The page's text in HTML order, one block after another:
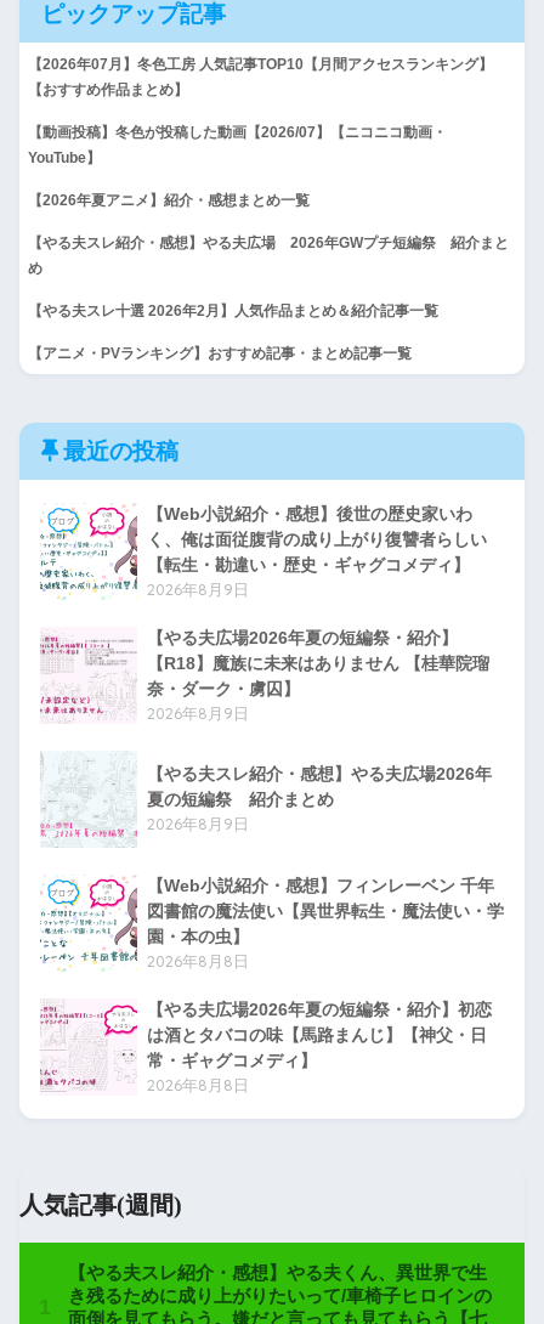
ピックアップ記事
【2026年07月】冬色工房 人気記事TOP10【月間アクセスランキング】
【おすすめ作品まとめ】
【動画投稿】冬色が投稿した動画【2026/07】【ニコニコ動画・
YouTube】
【2026年夏アニメ】紹介・感想まとめ一覧
【やる夫スレ紹介・感想】やる夫広場 2026年GWプチ短編祭 紹介まと
め
【やる夫スレ十選 2026年2月】人気作品まとめ＆紹介記事一覧
【アニメ・PVランキング】おすすめ記事・まとめ記事一覧
最近の投稿
【Web小説紹介・感想】後世の歴史家いわ
く、俺は面従腹背の成り上がり復讐者らしい
【転生・勘違い・歴史・ギャグコメディ】
2026年8月9日
【やる夫広場2026年夏の短編祭・紹介】
【R18】魔族に未来はありません 【桂華院瑠
奈・ダーク・虜囚】
2026年8月9日
【やる夫スレ紹介・感想】やる夫広場2026年
夏の短編祭 紹介まとめ
2026年8月9日
【Web小説紹介・感想】フィンレーベン 千年
図書館の魔法使い【異世界転生・魔法使い・学
園・本の虫】
2026年8月8日
【やる夫広場2026年夏の短編祭・紹介】初恋
は酒とタバコの味【馬路まんじ】【神父・日
常・ギャグコメディ】
2026年8月8日
人気記事(週間)